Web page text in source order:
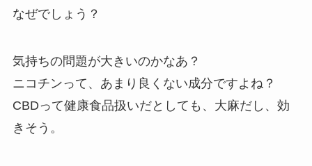
なぜでしょう？
気持ちの問題が大きいのかなあ？
ニコチンって、あまり良くない成分ですよね？
CBDって健康食品扱いだとしても、大麻だし、効
きそう。